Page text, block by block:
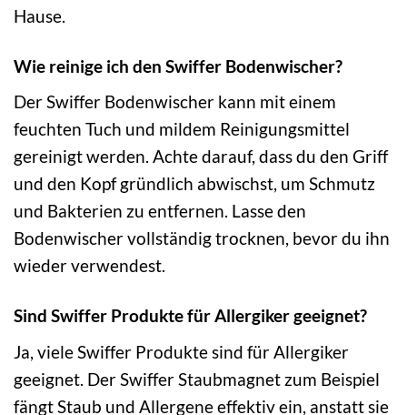
Hause.
Wie reinige ich den Swiffer Bodenwischer?
Der Swiffer Bodenwischer kann mit einem
feuchten Tuch und mildem Reinigungsmittel
gereinigt werden. Achte darauf, dass du den Griff
und den Kopf gründlich abwischst, um Schmutz
und Bakterien zu entfernen. Lasse den
Bodenwischer vollständig trocknen, bevor du ihn
wieder verwendest.
Sind Swiffer Produkte für Allergiker geeignet?
Ja, viele Swiffer Produkte sind für Allergiker
geeignet. Der Swiffer Staubmagnet zum Beispiel
fängt Staub und Allergene effektiv ein, anstatt sie